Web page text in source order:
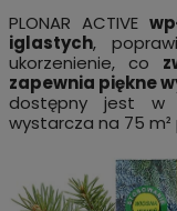
PLONAR ACTIVE
iglastych,
ukorzenienie, co
zapewnia piękne
dostępny jest w
wystarcza na 75 m²